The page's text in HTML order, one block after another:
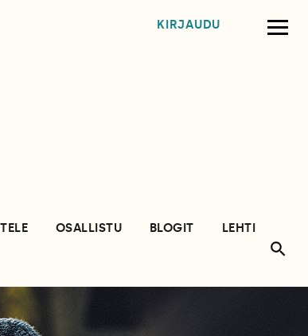
KIRJAUDU
OSALLISTU BLOGIT
LEHTI